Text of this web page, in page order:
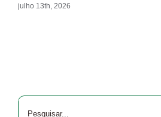
julho 13th, 2026
Buscar